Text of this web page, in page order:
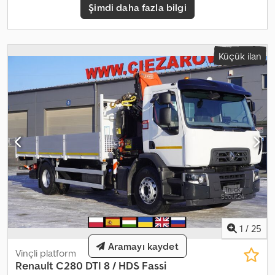
kazasız, ilk sahibinden. Teknik ve görsel durumu çok iyi.
Şimdi daha fazla bilgi
Küçük ilan
1 / 25
Vinçli platform
Renault C280 DTI 8 / HDS Fassi
Aramayı kaydet